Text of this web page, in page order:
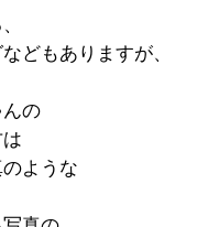
どもありますが、
の
ような